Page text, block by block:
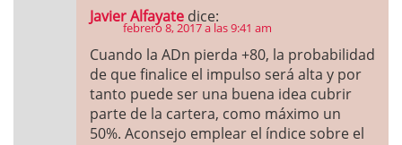
Javier Alfayate dice:
febrero 8, 2017 a las 9:41 am
Cuando la ADn pierda +80, la probabilidad
de que finalice el impulso será alta y por
tanto puede ser una buena idea cubrir
parte de la cartera, como máximo un
50%. Aconsejo emplear el índice sobre el